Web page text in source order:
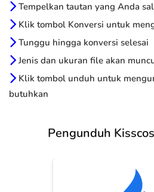
Tempelkan tautan yang Anda
Klik tombol Konversi untuk
Tunggu hingga konversi selesai
Jenis dan ukuran file akan
Klik tombol unduh untuk
butuhkan
Pengunduh